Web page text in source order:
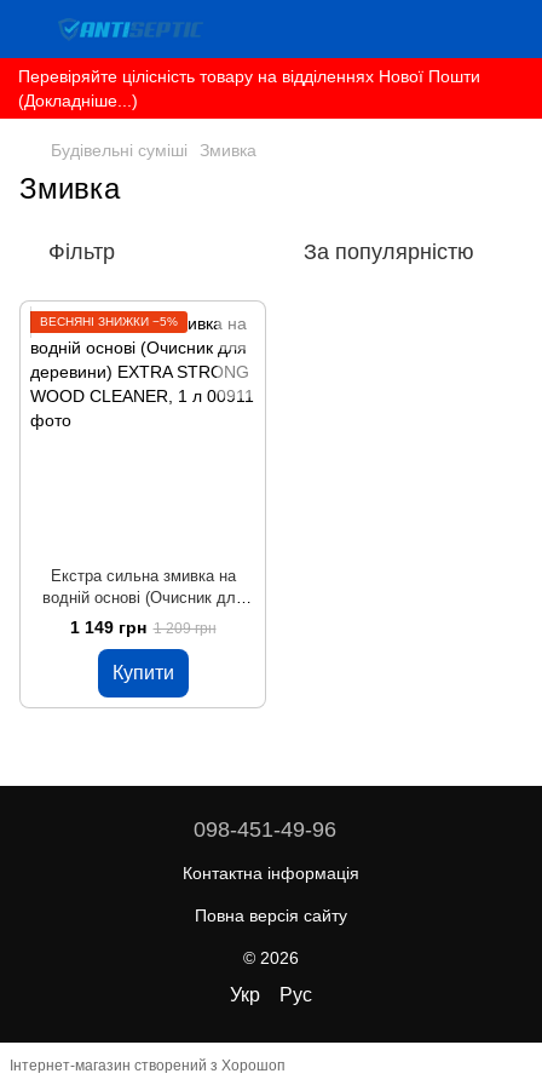
Перевіряйте цілісність товару на відділеннях Нової Пошти
(Докладніше...)
Будівельні суміші Змивка
Змивка
Фільтр За популярністю
ВЕСНЯНІ ЗНИЖКИ −5%
Екстра сильна змивка на
водній основі (Очисник для
деревини) EXTRA STRONG
WOOD CLEANER, 1 л
1 149 грн 1 209 грн
Купити
098-451-49-96
Контактна інформація
Повна версія сайту
© 2026
Укр Рус
Інтернет-магазин створений з Хорошоп